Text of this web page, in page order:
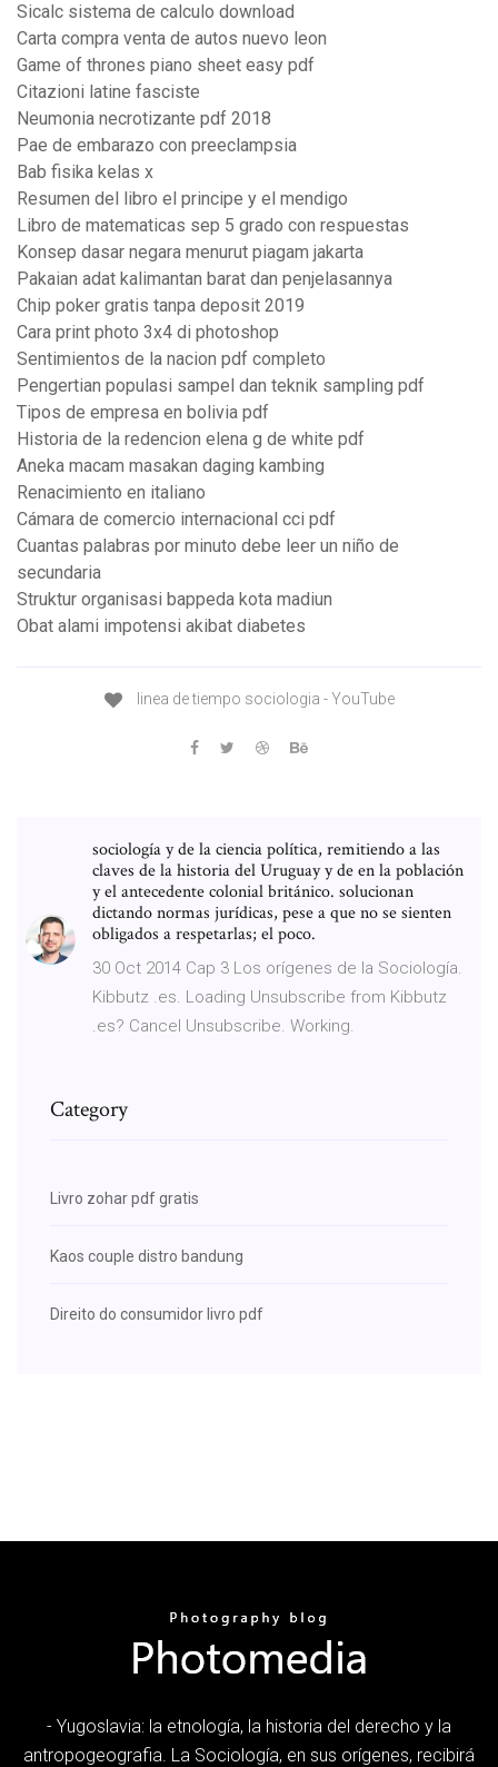
Sicalc sistema de calculo download
Carta compra venta de autos nuevo leon
Game of thrones piano sheet easy pdf
Citazioni latine fasciste
Neumonia necrotizante pdf 2018
Pae de embarazo con preeclampsia
Bab fisika kelas x
Resumen del libro el principe y el mendigo
Libro de matematicas sep 5 grado con respuestas
Konsep dasar negara menurut piagam jakarta
Pakaian adat kalimantan barat dan penjelasannya
Chip poker gratis tanpa deposit 2019
Cara print photo 3x4 di photoshop
Sentimientos de la nacion pdf completo
Pengertian populasi sampel dan teknik sampling pdf
Tipos de empresa en bolivia pdf
Historia de la redencion elena g de white pdf
Aneka macam masakan daging kambing
Renacimiento en italiano
Cámara de comercio internacional cci pdf
Cuantas palabras por minuto debe leer un niño de
secundaria
Struktur organisasi bappeda kota madiun
Obat alami impotensi akibat diabetes
linea de tiempo sociologia - YouTube
sociología y de la ciencia política, remitiendo a las
claves de la historia del Uruguay y de en la población
y el antecedente colonial británico. solucionan
dictando normas jurídicas, pese a que no se sienten
obligados a respetarlas; el poco.
30 Oct 2014 Cap 3 Los orígenes de la Sociología.
Kibbutz .es. Loading Unsubscribe from Kibbutz
.es? Cancel Unsubscribe. Working.
Category
Livro zohar pdf gratis
Kaos couple distro bandung
Direito do consumidor livro pdf
- Yugoslavia: la etnología, la historia del derecho y la
antropogeografia. La Sociología, en sus orígenes, recibirá